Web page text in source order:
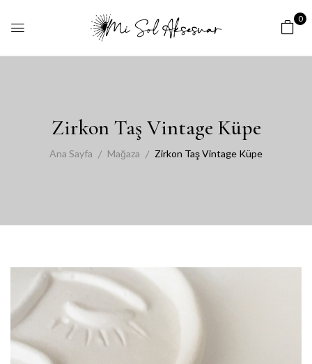
0
Zirkon Taş Vintage Küpe
Ana Sayfa Mağaza Zirkon Taş Vintage Küpe